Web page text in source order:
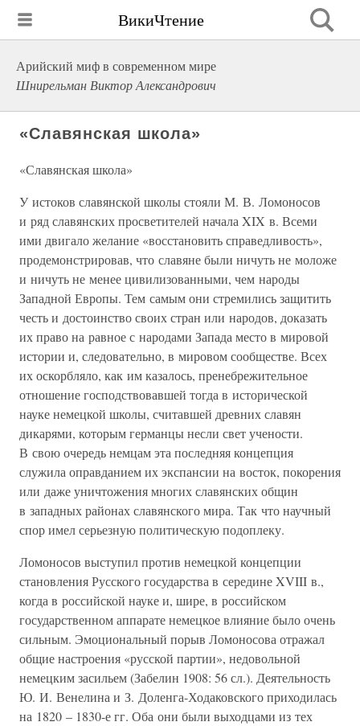
ВикиЧтение
Арийский миф в современном мире
Шнирельман Виктор Александрович
«Славянская школа»
«Славянская школа»
У истоков славянской школы стояли М. В. Ломоносов
и ряд славянских просветителей начала XIX в. Всеми
ими двигало желание «восстановить справедливость»,
продемонстрировав, что славяне были ничуть не моложе
и ничуть не менее цивилизованными, чем народы
Западной Европы. Тем самым они стремились защитить
честь и достоинство своих стран или народов, доказать
их право на равное с народами Запада место в мировой
истории и, следовательно, в мировом сообществе. Всех
их оскорбляло, как им казалось, пренебрежительное
отношение господствовавшей тогда в исторической
науке немецкой школы, считавшей древних славян
дикарями, которым германцы несли свет учености.
В свою очередь немцам эта последняя концепция
служила оправданием их экспансии на восток, покорения
или даже уничтожения многих славянских общин
в западных районах славянского мира. Так что научный
спор имел серьезную политическую подоплеку.
Ломоносов выступил против немецкой концепции
становления Русского государства в середине XVIII в.,
когда в российской науке и, шире, в российском
государственном аппарате немецкое влияние было очень
сильным. Эмоциональный порыв Ломоносова отражал
общие настроения «русской партии», недовольной
немецким засильем (Забелин 1908: 56 сл.). Деятельность
Ю. И. Венелина и З. Доленга-Ходаковского приходилась
на 1820 – 1830-е гг. Оба они были выходцами из тех